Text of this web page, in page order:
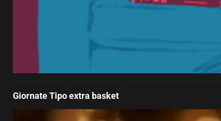
Giornate Tipo extra basket